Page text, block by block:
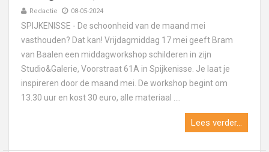
Redactie 08-05-2024
SPIJKENISSE - De schoonheid van de maand mei
vasthouden? Dat kan! Vrijdagmiddag 17 mei geeft Bram
van Baalen een middagworkshop schilderen in zijn
Studio&Galerie, Voorstraat 61A in Spijkenisse. Je laat je
inspireren door de maand mei. De workshop begint om
13.30 uur en kost 30 euro, alle materiaal ....
Lees verder...